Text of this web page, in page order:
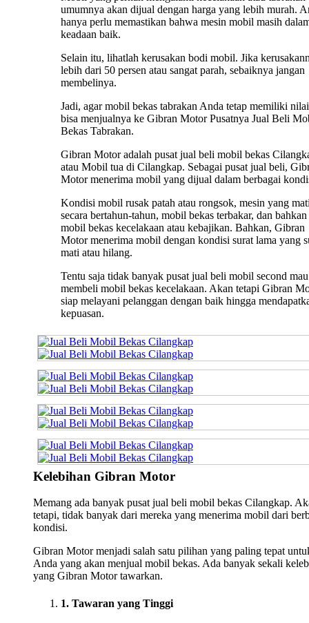
umumnya akan dijual dengan harga yang lebih murah.
hanya perlu memastikan bahwa mesin mobil masih
keadaan baik.
Selain itu, lihatlah kerusakan bodi mobil. Jika
lebih dari 50 persen atau sangat parah, sebaiknya jangan
membelinya.
Jadi, agar mobil bekas tabrakan Anda tetap memiliki
bisa menjualnya ke Gibran Motor Pusatnya Jual Beli
Bekas Tabrakan.
Gibran Motor adalah pusat jual beli mobil bekas
atau Mobil tua di Cilangkap. Sebagai pusat jual beli,
Motor menerima mobil yang dijual dalam berbagai
Kondisi mobil rusak patah atau rongsok, mesin yang
secara bertahun-tahun, mobil bekas terbakar, dan bahkan
mobil bekas kecelakaan atau kebajikan. Bahkan, Gibran
Motor menerima mobil dengan kondisi surat lama yang
mati atau hilang.
Tentu saja tidak banyak pusat jual beli mobil second mau
membeli mobil bekas kecelakaan. Akan tetapi Gibran
siap melayani pelanggan dengan baik hingga
kepuasan.
Kelebihan Gibran Motor
Memang ada banyak pusat jual beli mobil bekas Cilangkap.
tetapi, tidak banyak dari mereka yang menerima mobil dari
kondisi.
Gibran Motor menjadi salah satu pilihan yang paling tepat
Anda yang akan menjual mobil bekas. Ada banyak sekali
yang Gibran Motor tawarkan.
1. Tawaran yang Tinggi